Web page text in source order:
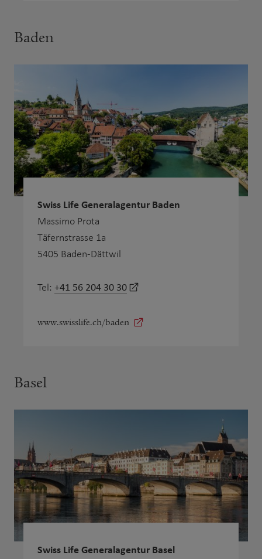
Baden
Swiss Life Generalagentur Baden
Massimo Prota
Täfernstrasse 1a
5405 Baden-Dättwil
Tel: +41 56 204 30 30
www.swisslife.ch/baden
Basel
Swiss Life Generalagentur Basel